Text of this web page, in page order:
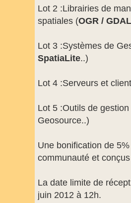
Lot 2 :Librairies de
spatiales (OGR /
Lot 3 :Systèmes de
SpatiaLite..)
Lot 4 :Serveurs et
Lot 5 :Outils de
Geosource..)
Une bonification de
communauté et
La date limite de
juin 2012 à 12h.